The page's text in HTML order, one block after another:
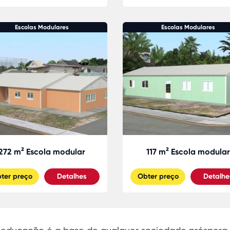
Escolas Modulares
m² Escola modular
preço Detalhes
Escolas Modulares
117 m² Escola modular
Obter preço